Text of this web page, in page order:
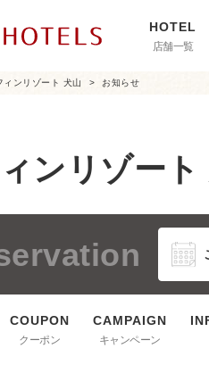
店舗一覧
ィンリゾート 犬山 お知らせ
ンリゾート
クーポン キャンペーン